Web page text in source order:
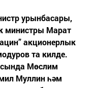
урынбасары,
министры Марат
акционерлык
та килде.
Мөслим
Муллин һәм